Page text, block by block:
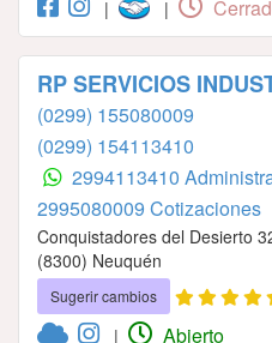
| |
RP SERVICIOS
(0299) 155080009
(0299) 154113410
2994113410
2995080009 Cotizaciones
Conquistadores del Desierto
(8300) Neuquén
Sugerir cambios
| Abierto